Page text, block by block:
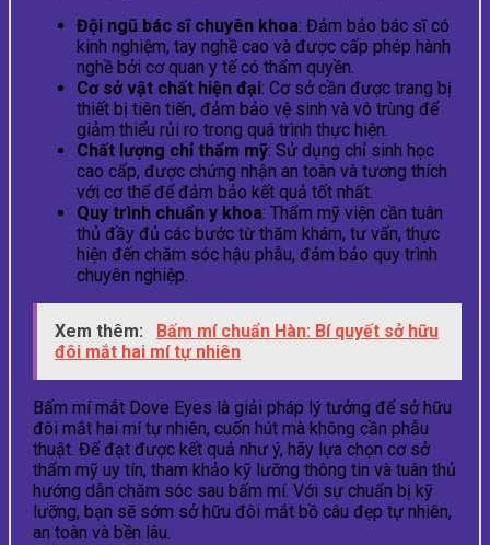
Đội ngũ bác sĩ chuyên khoa: Đảm bảo bác sĩ có
kinh nghiệm, tay nghề cao và được cấp phép hành
nghề bởi cơ quan y tế có thẩm quyền.
Cơ sở vật chất hiện đại: Cơ sở cần được trang bị
thiết bị tiên tiến, đảm bảo vệ sinh và vô trùng để
giảm thiểu rủi ro trong quá trình thực hiện.
Chất lượng chỉ thẩm mỹ: Sử dụng chỉ sinh học
cao cấp, được chứng nhận an toàn và tương thích
với cơ thể để đảm bảo kết quả tốt nhất.
Quy trình chuẩn y khoa: Thẩm mỹ viện cần tuân
thủ đầy đủ các bước từ thăm khám, tư vấn, thực
hiện đến chăm sóc hậu phẫu, đảm bảo quy trình
chuyên nghiệp.
Xem thêm:
Bấm mí chuẩn Hàn: Bí quyết sở hữu
đôi mắt hai mí tự nhiên
Bấm mí mắt Dove Eyes là giải pháp lý tưởng để sở hữu
đôi mắt hai mí tự nhiên, cuốn hút mà không cần phẫu
thuật. Để đạt được kết quả như ý, hãy lựa chọn cơ sở
thẩm mỹ uy tín, tham khảo kỹ lưỡng thông tin và tuân thủ
hướng dẫn chăm sóc sau bấm mí. Với sự chuẩn bị kỹ
lưỡng, bạn sẽ sớm sở hữu đôi mắt bồ câu đẹp tự nhiên,
an toàn và bền lâu.